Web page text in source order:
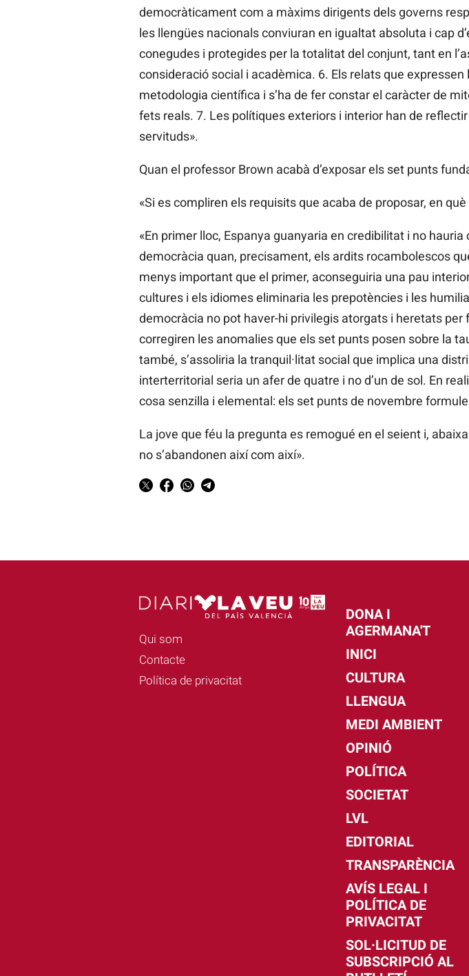
democràticament com a màxims dirigents dels governs
les llengües nacionals conviuran en igualtat absoluta i cap
conegudes i protegides per la totalitat del conjunt, tant en
consideració social i acadèmica. 6. Els relats que
metodologia científica i s’ha de fer constar el caràcter de
fets reals. 7. Les polítiques exteriors i interior han de
servituds».
Quan el professor Brown acabà d’exposar els set punts
«Si es compliren els requisits que acaba de proposar, en
«En primer lloc, Espanya guanyaria en credibilitat i no
democràcia quan, precisament, els ardits rocambolescos
menys important que el primer, aconseguiria una pau
cultures i els idiomes eliminaria les prepotències i les
democràcia no pot haver-hi privilegis atorgats i heretats per
corregiren les anomalies que els set punts posen sobre la
també, s’assoliria la tranquil·litat social que implica una
interterritorial seria un afer de quatre i no d’un de sol. En
cosa senzilla i elemental: els set punts de novembre
La jove que féu la pregunta es remogué en el seient i,
no s’abandonen així com així».
Qui som
Contacte
Política de privacitat
DONA I
AGERMANA'T
INICI
CULTURA
LLENGUA
MEDI AMBIENT
OPINIÓ
POLÍTICA
SOCIETAT
LVL
EDITORIAL
TRANSPARÈNCIA
AVÍS LEGAL I
POLÍTICA DE
PRIVACITAT
SOL·LICITUD DE
SUBSCRIPCIÓ AL